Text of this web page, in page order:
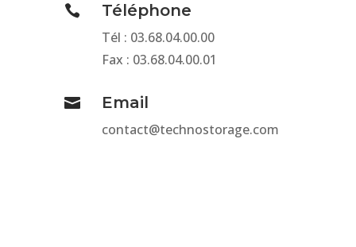
 Téléphone
Tél : 03.68.04.00.00
Fax : 03.68.04.00.01
 Email
contact@technostorage.com